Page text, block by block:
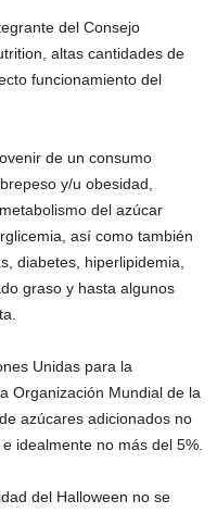
del Consejo
altas cantidades de
funcionamiento del
de un consumo
y/u obesidad,
del azúcar
así como también
diabetes, hiperlipidemia,
graso y hasta algunos
Unidas para la
Organización Mundial de la
azúcares adicionados no
idealmente no más del 5%.
del Halloween no se